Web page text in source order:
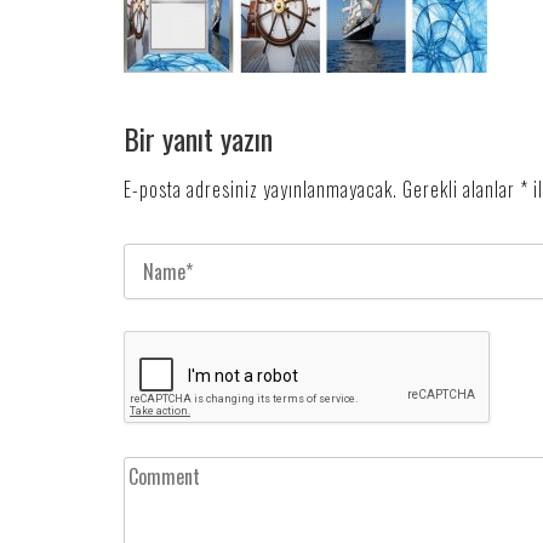
Bir yanıt yazın
E-posta adresiniz yayınlanmayacak. Gerekli alanlar *